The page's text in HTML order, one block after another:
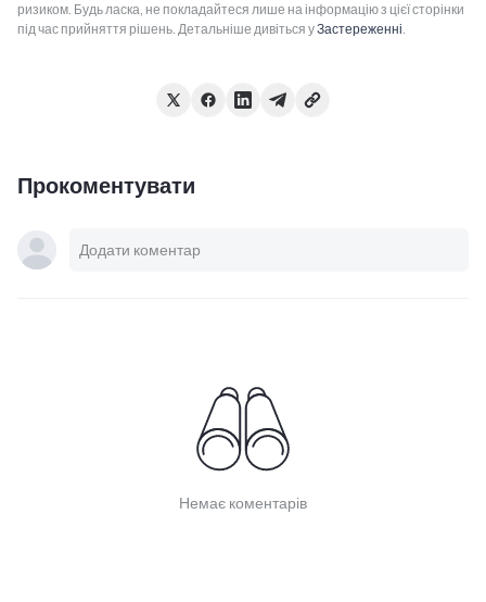
ризиком. Будь ласка, не покладайтеся лише на інформацію з цієї сторінки
під час прийняття рішень. Детальніше дивіться уЗастереженні.
Прокоментувати
Немає коментарів